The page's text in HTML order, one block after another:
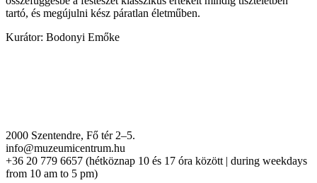
tartó, és megújulni kész páratlan életműben.
Kurátor: Bodonyi Emőke
2000 Szentendre, Fő tér 2–5.
info@muzeumicentrum.hu
+36 20 779 6657 (hétköznap 10 és 17 óra között | during weekdays
from 10 am to 5 pm)